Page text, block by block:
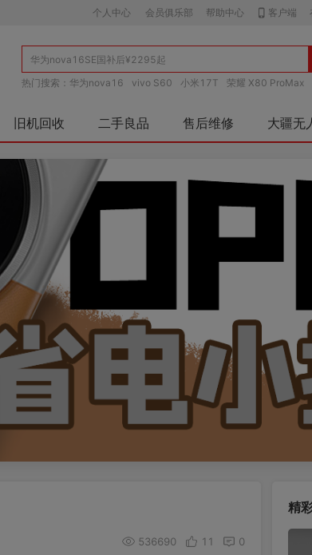
个人中心 会员俱乐部 帮助中心 客户端
热门搜索： 华为nova16 vivo S60 小米17T 荣耀 X80 ProMax
旧机回收 二手良品 售后维修 大疆无
536690 11 0
精